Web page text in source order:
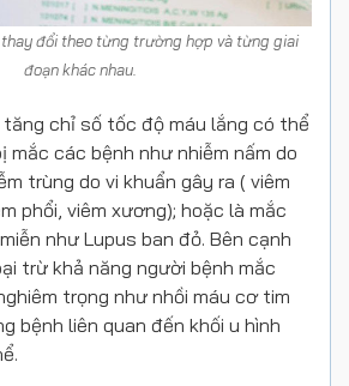
thay đổi theo từng trường hợp và từng giai
đoạn khác nhau.
tăng chỉ số tốc độ máu lắng có thể
mắc các bệnh như nhiễm nấm do
trùng do vi khuẩn gây ra ( viêm
phổi, viêm xương); hoặc là mắc
như Lupus ban đỏ. Bên cạnh
trừ khả năng người bệnh mắc
trọng như nhồi máu cơ tim
bệnh liên quan đến khối u hình